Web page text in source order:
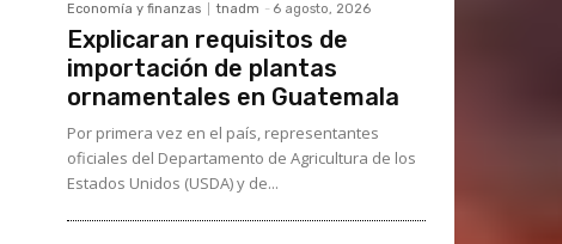
Economía y finanzas tnadm - 6 agosto, 2026
Explicaran requisitos de
importación de plantas
ornamentales en Guatemala
Por primera vez en el país, representantes
oficiales del Departamento de Agricultura de los
Estados Unidos (USDA) y de...